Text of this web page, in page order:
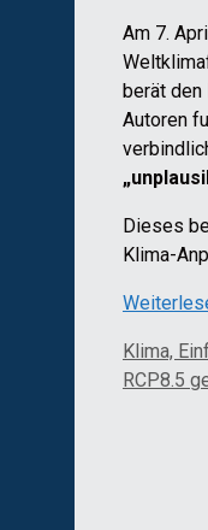
Am 7.
berät
Autoren
Dieses
Klima-
Klima,
RCP8.5